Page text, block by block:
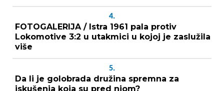
4.
FOTOGALERIJA / Istra 1961 pala protiv
Lokomotive 3:2 u utakmici u kojoj je zaslužila
više
5.
Da li je golobrada družina spremna za
iskušenja koja su pred njom?